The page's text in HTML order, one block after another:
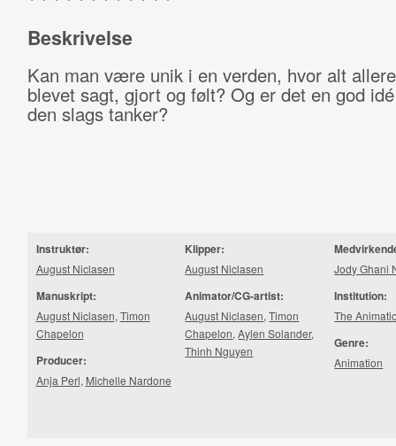
Beskrivelse
Kan man være unik i en verden, hvor alt
blevet sagt, gjort og følt? Og er det en god
den slags tanker?
Instruktør:
August Niclasen
Manuskript:
August Niclasen, Timon
Chapelon
Producer:
Anja Perl, Michelle Nardone
Klipper:
August Niclasen
Animator/CG-artist:
August Niclasen,Timon
Chapelon,Aylen Solander,
Thinh Nguyen
Jody Ghani
Institution:
The
Genre:
Animation